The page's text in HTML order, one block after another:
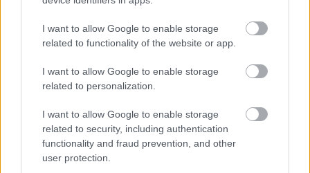
I want to allow Google to enable storage
related to functionality of the website or app.
I want to allow Google to enable storage
related to personalization.
I want to allow Google to enable storage
related to security, including authentication
functionality and fraud prevention, and other
user protection.
en la primera etapa de la Autonomía, Jesús Fuentes
Lázaro; y que ha recogido su viuda María Ángeles
Gómez.